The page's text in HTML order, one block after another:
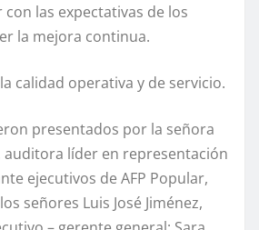
las expectativas de los
la mejora continua.
calidad operativa y de servicio.
presentados por la señora
líder en representación
ejecutivos de AFP Popular,
señores Luis José Jiménez,